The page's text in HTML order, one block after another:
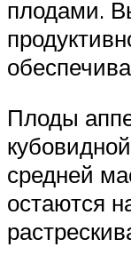
плодами.
Плоды
средней
остаются